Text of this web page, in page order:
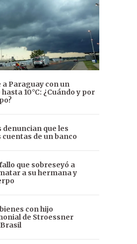
a Paraguay con un
10°C: ¿Cuándo y por
denuncian que les
de un banco
que sobreseyó a
a su hermana y
con hijo
de Stroessner